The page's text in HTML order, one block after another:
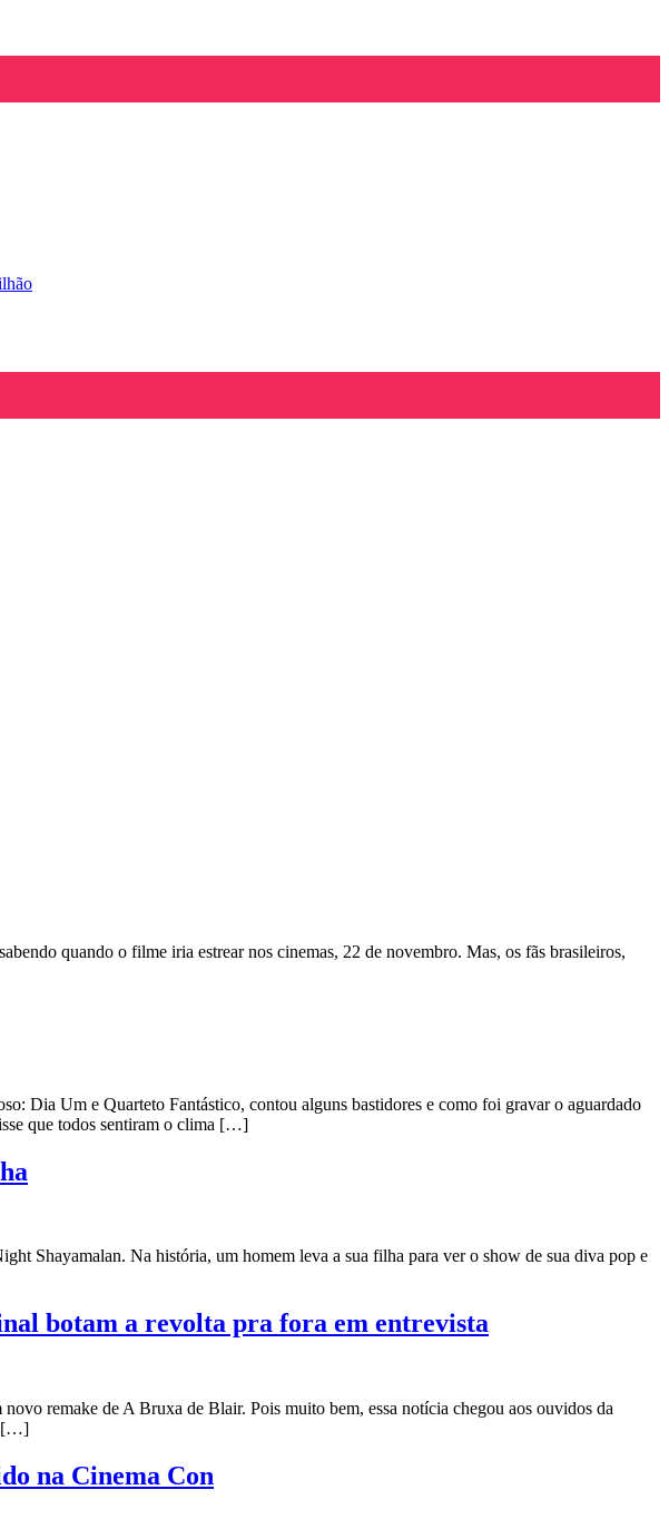
quando o filme iria estrear nos cinemas, 22 de novembro. Mas, os fãs brasileiros,
Dia Um e Quarteto Fantástico, contou alguns bastidores e como foi gravar o aguardado
que todos sentiram o clima […]
Shayamalan. Na história, um homem leva a sua filha para ver o show de sua diva pop e
botam a revolta pra fora em entrevista
remake de A Bruxa de Blair. Pois muito bem, essa notícia chegou aos ouvidos da
[…]
na Cinema Con